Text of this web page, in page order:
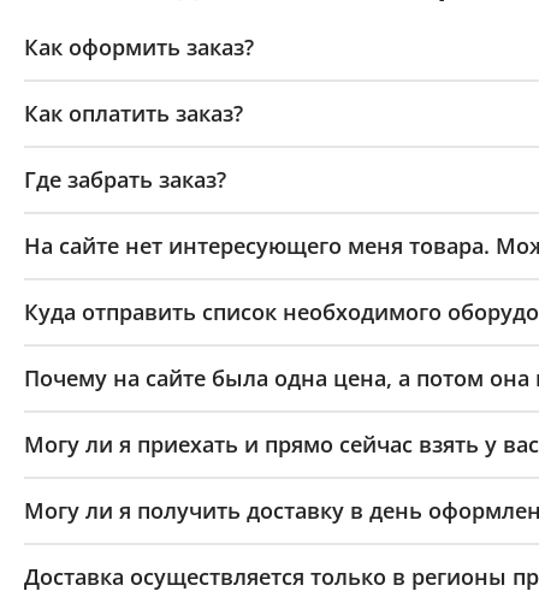
Как оформить заказ?
Как оплатить заказ?
Где забрать заказ?
На сайте нет интересующего меня товара.
Куда отправить список необходимого
Почему на сайте была одна цена, а потом она
Могу ли я приехать и прямо сейчас взять у
Могу ли я получить доставку в день
Доставка осуществляется только в регионы